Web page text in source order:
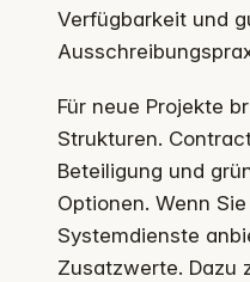
Verfügbarkeit und
Für neue Projekte
Strukturen.
Beteiligung und
Optionen. Wenn
Systemdienste
Zusatzwerte. Dazu